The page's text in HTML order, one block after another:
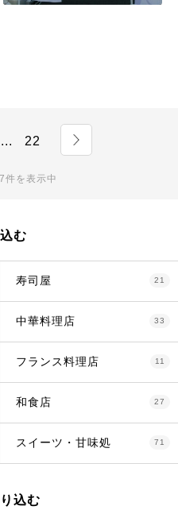
... 22
を表示中
む
寿司屋 21
中華料理店 33
フランス料理店 11
和食店 27
スイーツ・甘味処 71
込む